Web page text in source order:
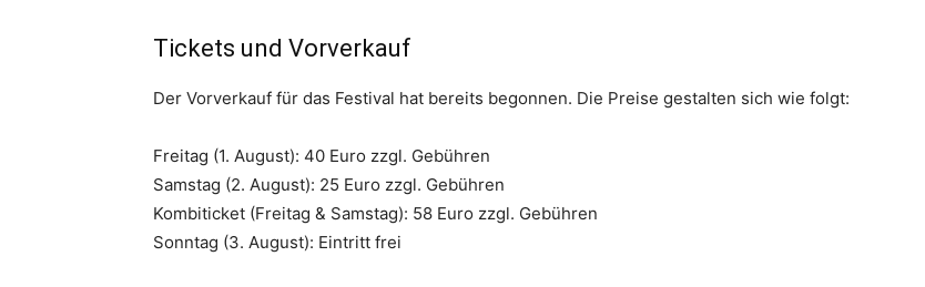
Tickets und Vorverkauf
Der Vorverkauf für das Festival hat bereits begonnen. Die Preise gestalten sich wie folgt:
Freitag (1. August): 40 Euro zzgl. Gebühren
Samstag (2. August): 25 Euro zzgl. Gebühren
Kombiticket (Freitag & Samstag): 58 Euro zzgl. Gebühren
Sonntag (3. August): Eintritt frei